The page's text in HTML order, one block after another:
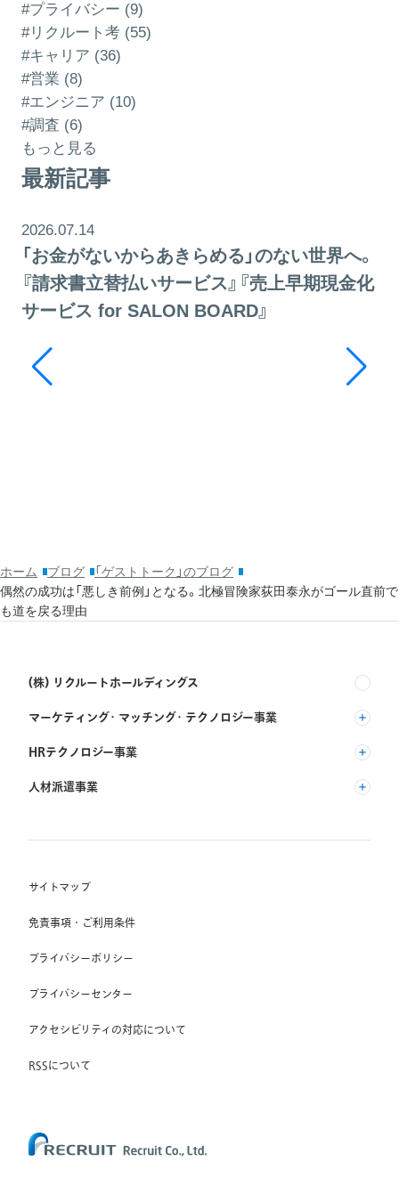
#プライバシー (9)
#リクルート考 (55)
#キャリア (36)
#営業 (8)
#エンジニア (10)
#調査 (6)
もっと見る
最新記事
2026.07.14
「お金がないからあきらめる」のない世界へ。
『請求書立替払いサービス』『売上早期現金化
サービス for SALON BOARD』
ホーム ブログ
「ゲストトーク」のブログ
偶然の成功は「悪しき前例」となる。北極冒険家荻田泰永がゴール直前で
も道を戻る理由
(株) リクルートホールディングス
マーケティング・マッチング・テクノロジー事業
(株) リクルート
HRテクノロジー事業
(株) インディードリクルートパートナーズ
Indeed, Inc.
人材派遣事業
(株) スタッフサービス・ホールディングス
Unique NV
Staffmark Group, LLC
The CSI Companies, Inc.
サイトマップ
免責事項・ご利用条件
プライバシーポリシー
プライバシーセンター
アクセシビリティの対応について
RSSについて